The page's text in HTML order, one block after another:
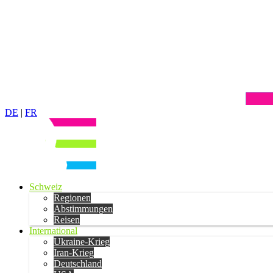
DE | FR
Schweiz
Regionen
Abstimmungen
Reisen
International
Ukraine-Krieg
Iran-Krieg
Deutschland